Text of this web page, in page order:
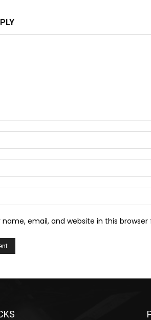
name, email, and website in this